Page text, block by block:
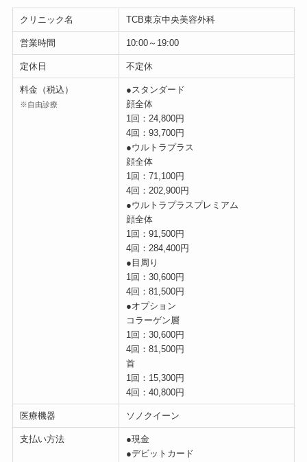
クリニック名 TCB東京中央美容外科
営業時間 10:00～19:00
定休日 不定休
料金（税込）
※自由診療
●スタンダード
顔全体
1回：24,800円
4回：93,700円
●ウルトラプラス
顔全体
1回：71,100円
4回：202,900円
●ウルトラプラスプレミアム
顔全体
1回：91,500円
4回：284,400円
●目周り
1回：30,600円
4回：81,500円
●オプション
コラーゲン層
1回：30,600円
4回：81,500円
首
1回：15,300円
4回：40,800円
医療機器 ソノクイーン
支払い方法
●現金
●デビットカード